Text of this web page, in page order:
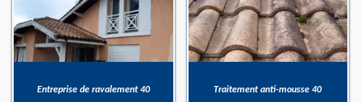
Entreprise de ravalement 40 Traitement anti-mousse 40